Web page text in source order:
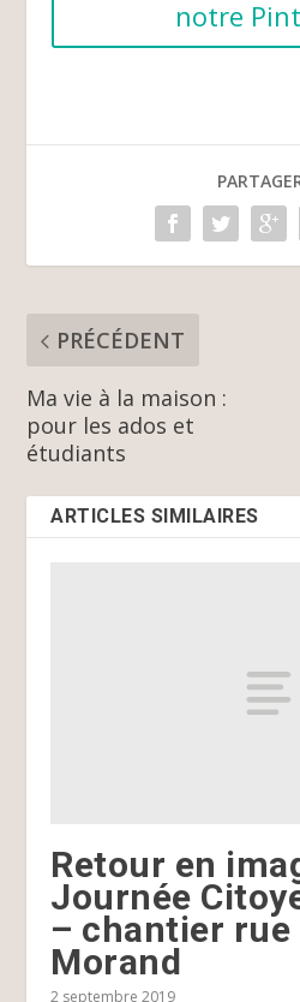
notre
PRÉCÉDENT
Ma vie à la maison :
pour les ados et
étudiants
ARTICLES SIMILAIRES
Retour en
Journée
– chantier rue
Morand
2 septembre 2019